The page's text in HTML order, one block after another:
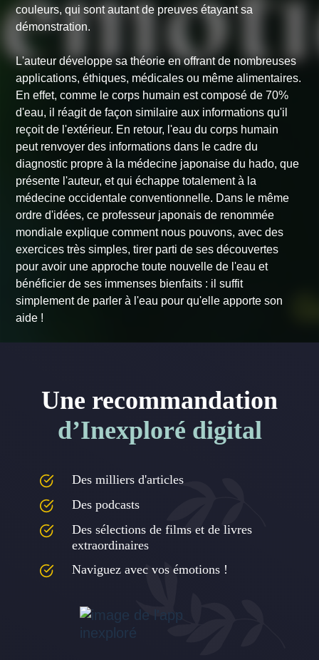
couleurs, qui sont autant de preuves étayant sa
démonstration.
L'auteur développe sa théorie en offrant de nombreuses
applications, éthiques, médicales ou même alimentaires.
En effet, comme le corps humain est composé de 70%
d'eau, il réagit de façon similaire aux informations qu'il
reçoit de l'extérieur. En retour, l'eau du corps humain
peut renvoyer des informations dans le cadre du
diagnostic propre à la médecine japonaise du hado, que
présente l'auteur, et qui échappe totalement à la
médecine occidentale conventionnelle. Dans le même
ordre d'idées, ce professeur japonais de renommée
mondiale explique comment nous pouvons, avec des
exercices très simples, tirer parti de ses découvertes
pour avoir une approche toute nouvelle de l'eau et
bénéficier de ses immenses bienfaits : il suffit
simplement de parler à l'eau pour qu'elle apporte son
aide !
Une recommandation
d’Inexploré digital
Des milliers d'articles
Des podcasts
Des sélections de films et de livres
extraordinaires
Naviguez avec vos émotions !